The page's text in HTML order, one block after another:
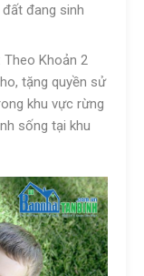
đang sinh
Khoản 2
tặng quyền sử
khu vực rừng
sống tại khu